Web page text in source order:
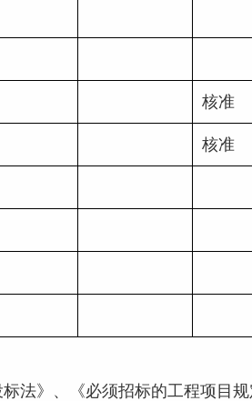
核准
核准
》、《必须招标的工程项目规